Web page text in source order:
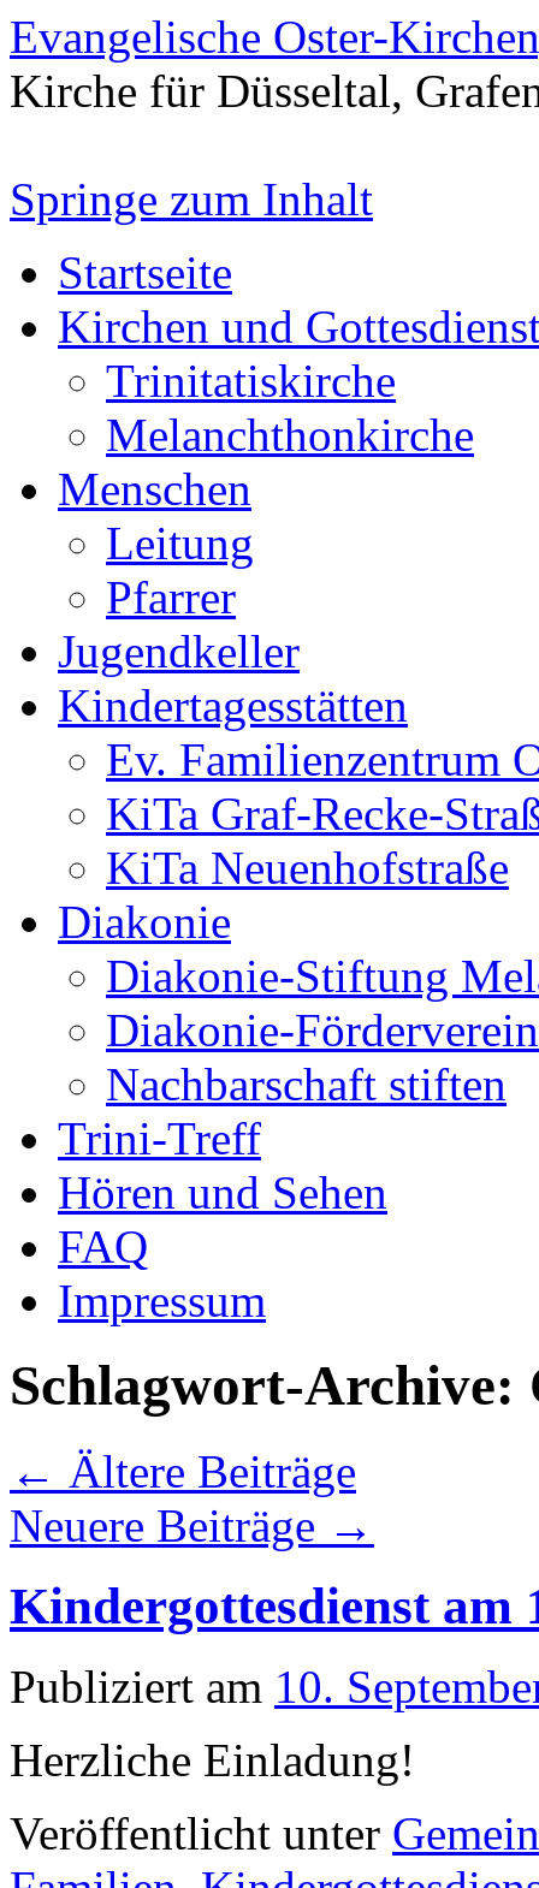
Evangelische Oster-
Kirche für Düsseltal,
Springe zum Inhalt
Startseite
Kirchen und
Trinitatiskirche
Melanchthonkirche
Menschen
Leitung
Pfarrer
Jugendkeller
Kindertagesstätten
Ev. Familienzentrum
KiTa Graf-Recke-
KiTa Neuenhofstraße
Diakonie
Diakonie-Stiftung
Diakonie-
Nachbarschaft stiften
Trini-Treff
Hören und Sehen
FAQ
Impressum
Schlagwort-Archive:
← Ältere Beiträge
Neuere Beiträge →
Kindergottesdienst am
Publiziert am 10.
Herzliche Einladung!
Veröffentlicht unter